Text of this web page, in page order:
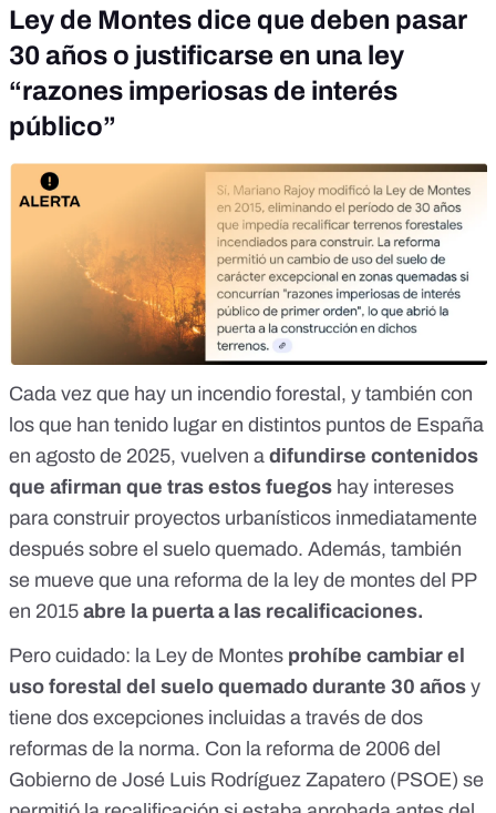
Ley de Montes dice que deben pasar
30 años o justificarse en una ley
“razones imperiosas de interés
público”
Cada vez que hay un incendio forestal, y también con
los que han tenido lugar en distintos puntos de España
en agosto de 2025, vuelven a difundirse contenidos
que afirman que tras estos fuegos hay intereses
para construir proyectos urbanísticos inmediatamente
después sobre el suelo quemado. Además, también
se mueve que una reforma de la ley de montes del PP
en 2015 abre la puerta a las recalificaciones.
Pero cuidado: la Ley de Montes prohíbe cambiar el
uso forestal del suelo quemado durante 30 años y
tiene dos excepciones incluidas a través de dos
reformas de la norma. Con la reforma de 2006 del
Gobierno de José Luis Rodríguez Zapatero (PSOE) se